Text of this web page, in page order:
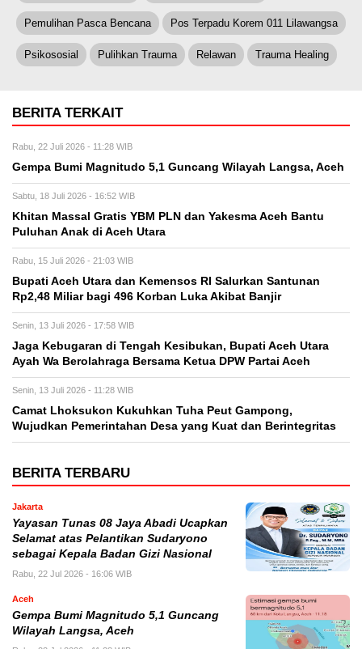
Pemulihan Pasca Bencana Pos Terpadu Korem 011 Lilawangsa
Psikososial Pulihkan Trauma Relawan Trauma Healing
BERITA TERKAIT
Rabu, 22 Juli 2026 - 11:28 WIB
Gempa Bumi Magnitudo 5,1 Guncang Wilayah Langsa, Aceh
Sabtu, 18 Juli 2026 - 16:52 WIB
Khitan Massal Gratis YBM PLN dan Yakesma Aceh Bantu
Puluhan Anak di Aceh Utara
Rabu, 15 Juli 2026 - 21:03 WIB
Bupati Aceh Utara dan Kemensos RI Salurkan Santunan
Rp2,48 Miliar bagi 496 Korban Luka Akibat Banjir
Senin, 13 Juli 2026 - 17:58 WIB
Jaga Kebugaran di Tengah Kesibukan, Bupati Aceh Utara
Ayah Wa Berolahraga Bersama Ketua DPW Partai Aceh
Senin, 13 Juli 2026 - 11:28 WIB
Camat Lhoksukon Kukuhkan Tuha Peut Gampong,
Wujudkan Pemerintahan Desa yang Kuat dan Berintegritas
BERITA TERBARU
Jakarta
Yayasan Tunas 08 Jaya Abadi Ucapkan
Selamat atas Pelantikan Sudaryono
sebagai Kepala Badan Gizi Nasional
Rabu, 22 Jul 2026 - 16:06 WIB
Aceh
Gempa Bumi Magnitudo 5,1 Guncang
Wilayah Langsa, Aceh